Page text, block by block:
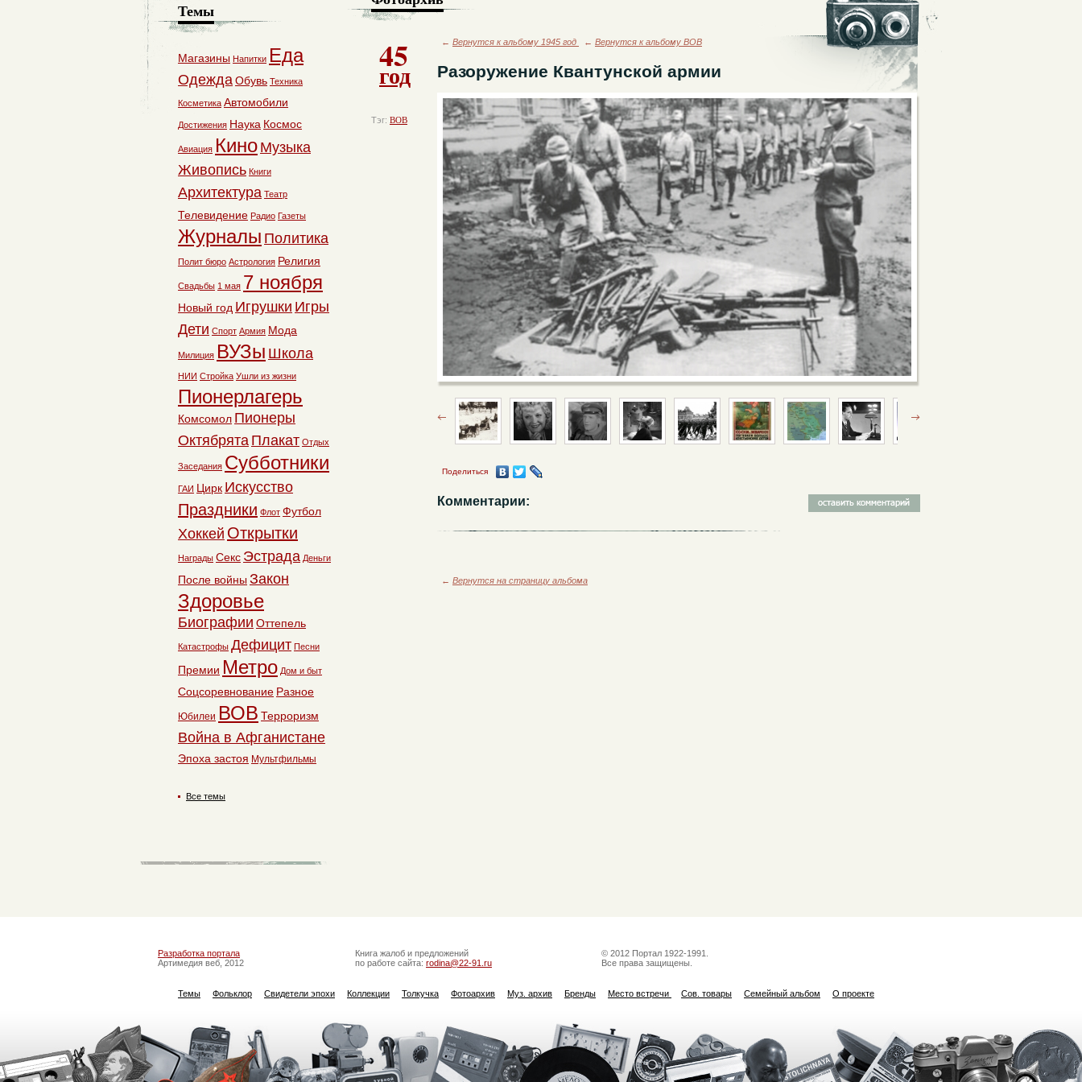
45
год
Тэг: ВОВ
← Вернутся к альбому 1945 год ← Вернутся к альбому ВОВ
Разоружение Квантунской армии
Поделиться
Комментарии:
← Вернутся на страницу альбома
Темы
Магазины Напитки Еда
ОдеждаОбувь Техника
Косметика Автомобили
Достижения Наука Космос
Авиация Кино Музыка
Живопись Книги
Архитектура Театр
Телевидение Радио Газеты
Журналы Политика
Полит бюро Астрология Религия
Свадьбы 1 мая 7 ноября
Новый год Игрушки Игры
Дети Спорт Армия Мода
Милиция ВУЗы Школа
НИИ Стройка Ушли из жизни
Пионерлагерь
Комсомол Пионеры
Октябрята Плакат Отдых
Заседания Субботники
ГАИ Цирк Искусство
Праздники Флот Футбол
Хоккей Открытки
Награды Секс Эстрада Деньги
После войны Закон
Здоровье
Биографии Оттепель
Катастрофы Дефицит Песни
Премии Метро Дом и быт
Соцсоревнование Разное
Юбилеи ВОВ Терроризм
Война в Афганистане
Эпоха застоя Мультфильмы
Все темы
Разработка портала
Артимедия веб, 2012
Книга жалоб и предложений
по работе сайта: rodina@22-91.ru
© 2012 Портал 1922-1991.
Все права защищены.
Темы Фольклор Свидетели эпохи Коллекции Толкучка Фотоархив Муз. архив Бренды Место встречи Сов. товары Семейный альбом О проекте